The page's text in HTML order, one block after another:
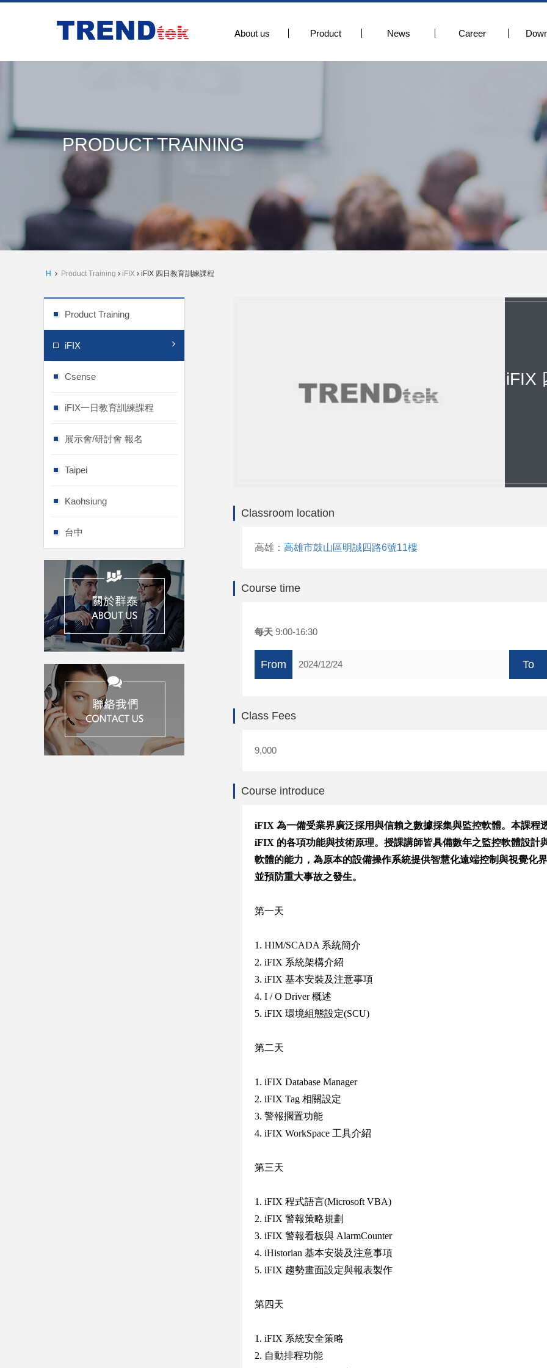
About us Product News Career
PRODUCT TRAINING
H Product Training iFIX iFIX 四日教育訓練課程
Product Training
iFIX
Csense
iFIX一日教育訓練課程
展示會/研討會 報名
Taipei
Kaohsiung
台中
iFIX
Classroom location
高雄： 高雄市鼓山區明誠四路6號11樓
Course time
每天 9:00-16:30
From 2024/12/24 To
Class Fees
9,000
Course introduce
iFIX 為一備受業界廣泛採用與信賴之數據採集與監控軟體。本課程
iFIX 的各項功能與技術原理。授課講師皆具備數年之監控軟體設計
軟體的能力，為原本的設備操作系統提供智慧化遠端控制與視覺化
並預防重大事故之發生。
第一天
1. HIM/SCADA 系統簡介
2. iFIX 系統架構介紹
3. iFIX 基本安裝及注意事項
4. I / O Driver 概述
5. iFIX 環境組態設定(SCU)
第二天
1. iFIX Database Manager
2. iFIX Tag 相關設定
3. 警報擱置功能
4. iFIX WorkSpace 工具介紹
第三天
1. iFIX 程式語言(Microsoft VBA)
2. iFIX 警報策略規劃
3. iFIX 警報看板與 AlarmCounter
4. iHistorian 基本安裝及注意事項
5. iFIX 趨勢畫面設定與報表製作
第四天
1. iFIX 系統安全策略
2. 自動排程功能